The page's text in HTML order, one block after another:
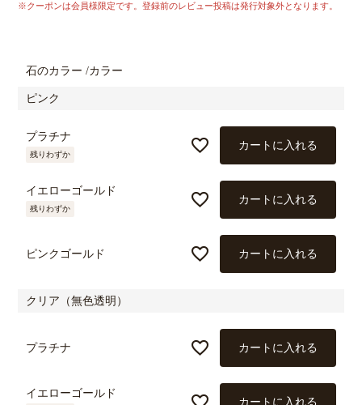
)
※クーポンは会員様限定です。登録前のレビュー投稿は発行対象外となります。
石のカラー カラー
ピンク
プラチナ
残りわずか
カートに入れる
イエローゴールド
残りわずか
カートに入れる
ピンクゴールド カートに入れる
クリア（無色透明）
プラチナ カートに入れる
イエローゴールド
カートに入れる